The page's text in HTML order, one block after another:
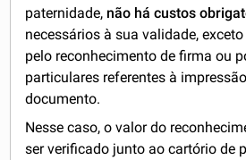
paternidade, não há custos
necessários à sua validade,
pelo reconhecimento de firma ou
particulares referentes à
documento.
Nesse caso, o valor do
ser verificado junto ao cartório de